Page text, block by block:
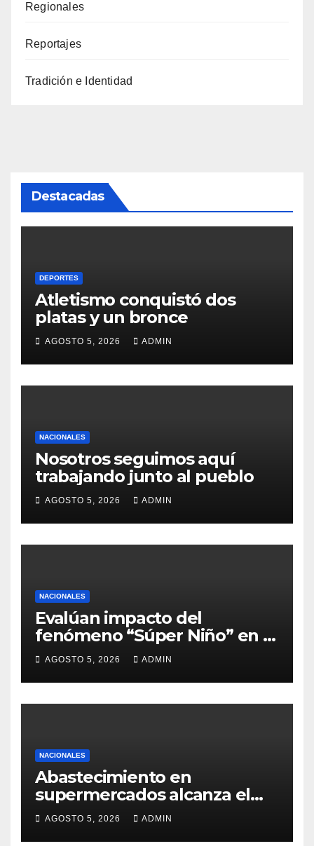
Regionales
Reportajes
Tradición e Identidad
Destacadas
DEPORTES
Atletismo conquistó dos
platas y un bronce
AGOSTO 5, 2026 ADMIN
NACIONALES
Nosotros seguimos aquí
trabajando junto al pueblo
AGOSTO 5, 2026 ADMIN
NACIONALES
Evalúan impacto del
fenómeno “Súper Niño” en el
sector agrícola
AGOSTO 5, 2026 ADMIN
NACIONALES
Abastecimiento en
supermercados alcanza el
98%
AGOSTO 5, 2026 ADMIN